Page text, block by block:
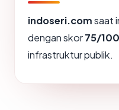
indoseri.comsaat
dengan skor75/100
infrastruktur publik.